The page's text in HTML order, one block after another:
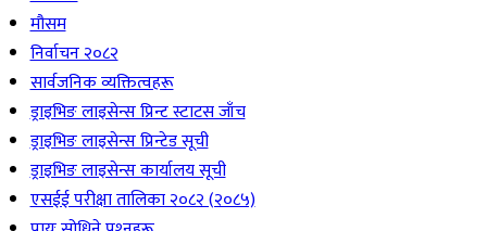
मौसम
निर्वाचन २०८२
सार्वजनिक व्यक्तित्वहरू
ड्राइभिङ लाइसेन्स प्रिन्ट स्टाटस जाँच
ड्राइभिङ लाइसेन्स प्रिन्टेड सूची
ड्राइभिङ लाइसेन्स कार्यालय सूची
एसईई परीक्षा तालिका २०८२ (२०८५)